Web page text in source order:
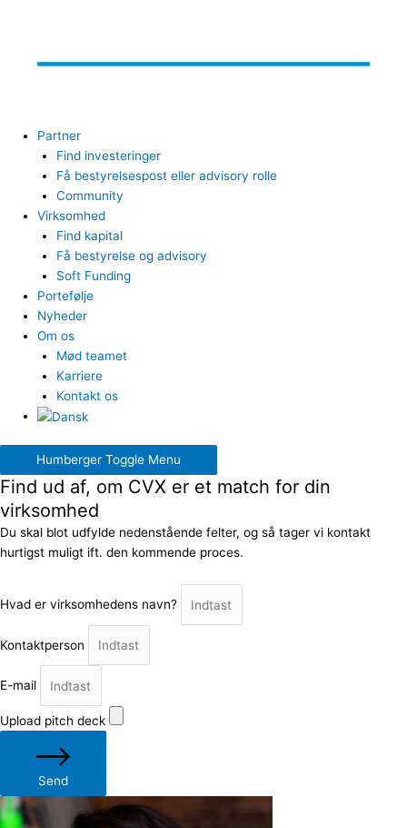
Partner
Find investeringer
Få bestyrelsespost eller advisory rolle
Community
Virksomhed
Find kapital
Få bestyrelse og advisory
Soft Funding
Portefølje
Nyheder
Om os
Mød teamet
Karriere
Kontakt os
Humberger Toggle Menu
Find ud af, om CVX er et match for din
virksomhed
Du skal blot udfylde nedenstående felter, og så tager vi kontakt
hurtigst muligt ift. den kommende proces.
Hvad er virksomhedens navn?
Kontaktperson
E-mail
Upload pitch deck
Send